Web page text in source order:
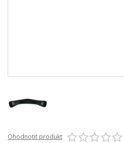
Ohodnotit produkt